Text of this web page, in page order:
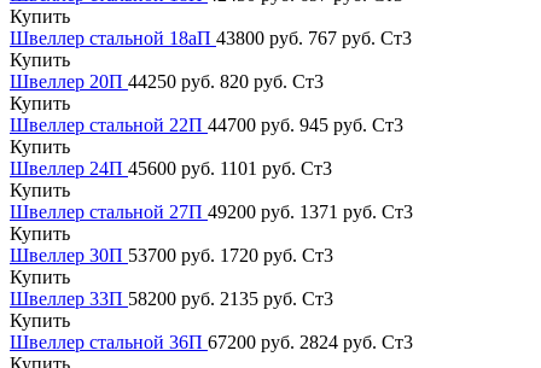
Купить
Швеллер стальной 18аП 43800 руб. 767 руб. Ст3
Купить
Швеллер 20П 44250 руб. 820 руб. Ст3
Купить
Швеллер стальной 22П 44700 руб. 945 руб. Ст3
Купить
Швеллер 24П 45600 руб. 1101 руб. Ст3
Купить
Швеллер стальной 27П 49200 руб. 1371 руб. Ст3
Купить
Швеллер 30П 53700 руб. 1720 руб. Ст3
Купить
Швеллер 33П 58200 руб. 2135 руб. Ст3
Купить
Швеллер стальной 36П 67200 руб. 2824 руб. Ст3
Купить